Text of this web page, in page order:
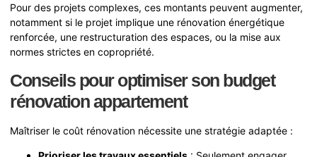
Pour des projets complexes, ces montants peuvent augmenter,
notamment si le projet implique une rénovation énergétique
renforcée, une restructuration des espaces, ou la mise aux
normes strictes en copropriété.
Conseils pour optimiser son budget
rénovation appartement
Maîtriser le coût rénovation nécessite une stratégie adaptée :